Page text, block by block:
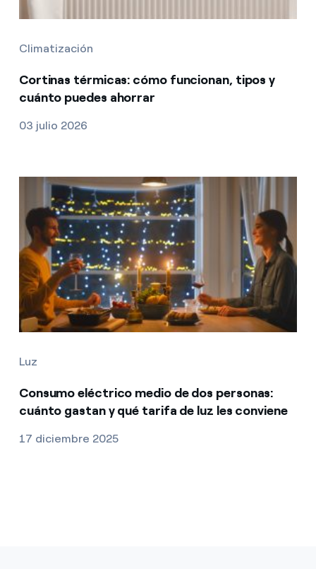
Climatización
Cortinas térmicas: cómo funcionan, tipos y
cuánto puedes ahorrar
03 julio 2026
Luz
Consumo eléctrico medio de dos personas:
cuánto gastan y qué tarifa de luz les conviene
17 diciembre 2025